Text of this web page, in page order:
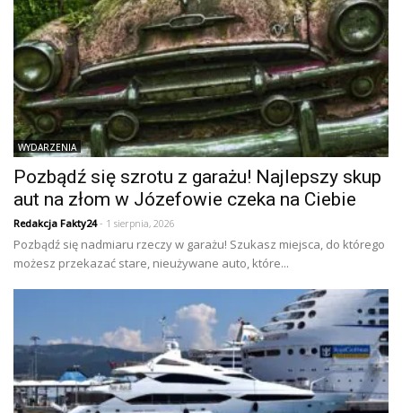
WYDARZENIA
Pozbądź się szrotu z garażu! Najlepszy skup
aut na złom w Józefowie czeka na Ciebie
Redakcja Fakty24- 1 sierpnia, 2026
Pozbądź się nadmiaru rzeczy w garażu! Szukasz miejsca, do którego
możesz przekazać stare, nieużywane auto, które...